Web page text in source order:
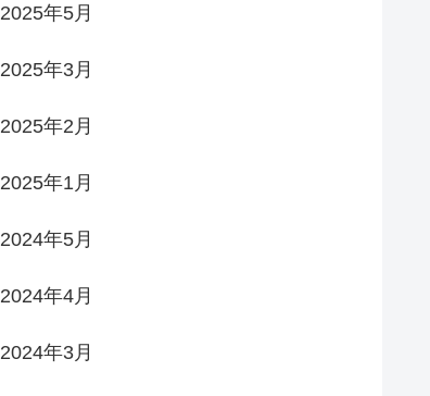
2025年5月
2025年3月
2025年2月
2025年1月
2024年5月
2024年4月
2024年3月